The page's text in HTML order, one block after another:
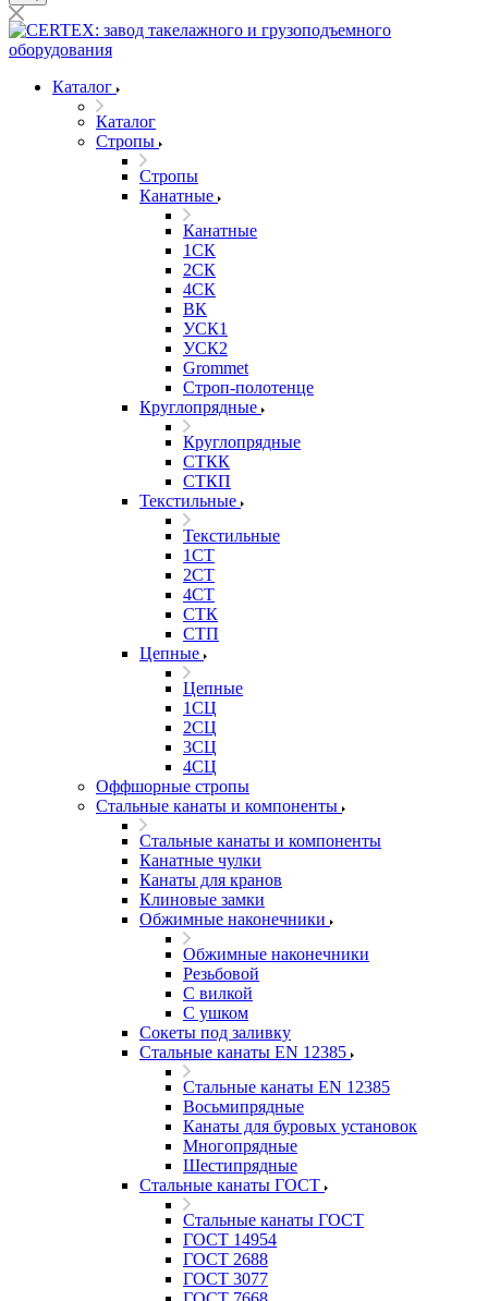
Каталог
Каталог
Стропы
Стропы
Канатные
Канатные
1СК
2СК
4СК
ВК
УСК1
УСК2
Grommet
Строп-полотенце
Круглопрядные
Круглопрядные
СТКК
СТКП
Текстильные
Текстильные
1СТ
2СТ
4СТ
СТК
СТП
Цепные
Цепные
1СЦ
2СЦ
3СЦ
4СЦ
Оффшорные стропы
Стальные канаты и компоненты
Стальные канаты и компоненты
Канатные чулки
Канаты для кранов
Клиновые замки
Обжимные наконечники
Обжимные наконечники
Резьбовой
С вилкой
С ушком
Сокеты под заливку
Стальные канаты EN 12385
Стальные канаты EN 12385
Восьмипрядные
Канаты для буровых установок
Многопрядные
Шестипрядные
Стальные канаты ГОСТ
Стальные канаты ГОСТ
ГОСТ 14954
ГОСТ 2688
ГОСТ 3077